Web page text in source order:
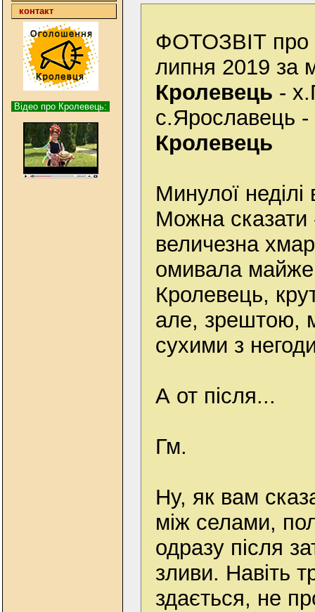
контакт
Відео про Кролевець:
ФОТОЗВІТ про
липня 2019 за
Кролевець -
с.Ярославець -
Кролевець
Минулої
Можна
величезна
омивала майже
Кролевець,
але, зрештою,
сухими з
А от після...
Гм.
Ну, як вам
між селами,
одразу після
зливи. Навіть
здається, не